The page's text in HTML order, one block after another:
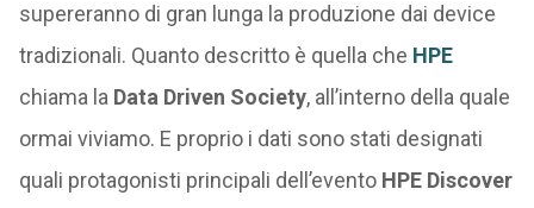
supereranno di gran lunga la produzione dai device
tradizionali. Quanto descritto è quella che HPE
chiama la Data Driven Society, all’interno della quale
ormai viviamo. E proprio i dati sono stati designati
quali protagonisti principali dell’evento HPE Discover